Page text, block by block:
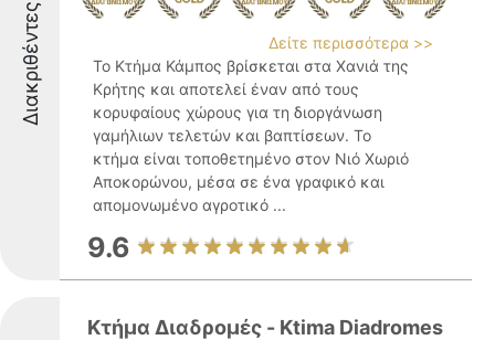
Διακριθέντες
Δείτε περισσότερα >>
Το Κτήμα Κάμπος βρίσκεται στα Χανιά της
Κρήτης και αποτελεί έναν από τους
κορυφαίους χώρους για τη διοργάνωση
γαμήλιων τελετών και βαπτίσεων. Το
κτήμα είναι τοποθετημένο στον Νιό Χωριό
Αποκορώνου, μέσα σε ένα γραφικό και
απομονωμένο αγροτικό ...
9.6
Κτήμα Διαδρομές - Ktima Diadromes